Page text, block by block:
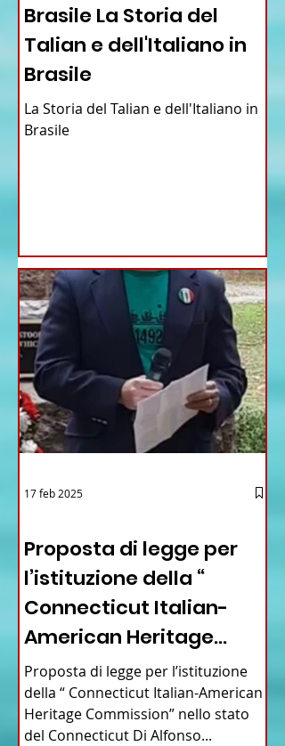
Brasile La Storia del
Talian e dell'Italiano in
Brasile
La Storia del Talian e dell'Italiano in
Brasile
Proposta di legge per
l’istituzione della “
Connecticut Italian-
American Heritage
Commission” nello stato
del Connecticut
Proposta di legge per l’istituzione
della “ Connecticut Italian-American
Heritage Commission” nello stato
del Connecticut Di Alfonso...
17 feb 2025